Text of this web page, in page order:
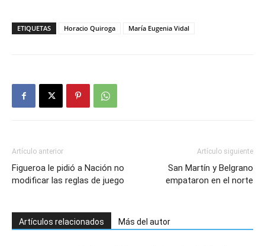
ETIQUETAS Horacio Quiroga María Eugenia Vidal
Artículo anterior
Figueroa le pidió a Nación no
modificar las reglas de juego
Artículo siguiente
San Martín y Belgrano
empataron en el norte
Artículos relacionados Más del autor